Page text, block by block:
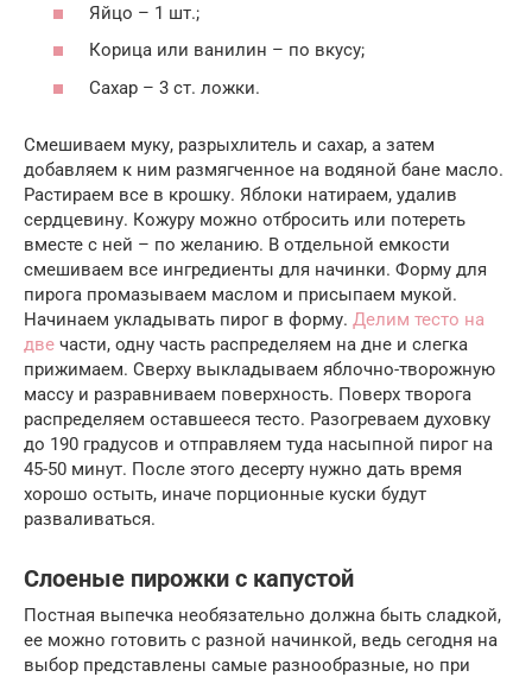
Яйцо – 1 шт.;
Корица или ванилин – по вкусу;
Сахар – 3 ст. ложки.
Смешиваем муку, разрыхлитель и сахар, а затем
добавляем к ним размягченное на водяной бане масло.
Растираем все в крошку. Яблоки натираем, удалив
сердцевину. Кожуру можно отбросить или потереть
вместе с ней – по желанию. В отдельной емкости
смешиваем все ингредиенты для начинки. Форму для
пирога промазываем маслом и присыпаем мукой.
Начинаем укладывать пирог в форму. Делим тесто на
две части, одну часть распределяем на дне и слегка
прижимаем. Сверху выкладываем яблочно-творожную
массу и разравниваем поверхность. Поверх творога
распределяем оставшееся тесто. Разогреваем духовку
до 190 градусов и отправляем туда насыпной пирог на
45-50 минут. После этого десерту нужно дать время
хорошо остыть, иначе порционные куски будут
разваливаться.
Слоеные пирожки с капустой
Постная выпечка необязательно должна быть сладкой,
ее можно готовить с разной начинкой, ведь сегодня на
выбор представлены самые разнообразные, но при